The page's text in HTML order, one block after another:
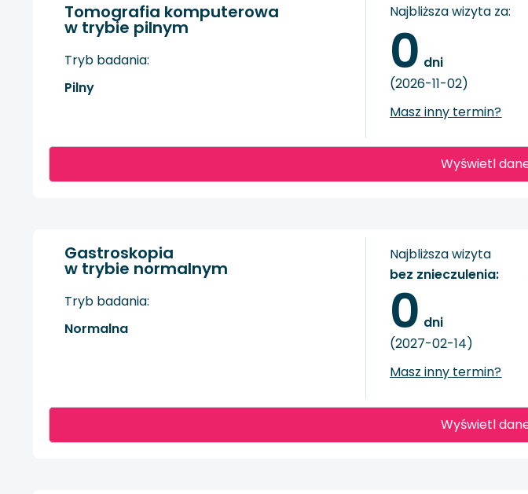
Wyświetl
Tomografia komputerowa
w trybie pilnym
Tryb badania:
Pilny
Najbliższa wizyta za:
0 dni
(2026-11-02)
Masz inny termin?
Wyświetl
Gastroskopia
w trybie normalnym
Tryb badania:
Normalna
Najbliższa wizyta
bez znieczulenia:
0 dni
(2027-02-14)
Masz inny termin?